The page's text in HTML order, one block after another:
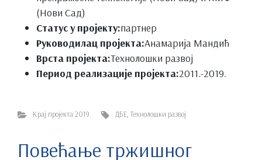
(Нови Сад)
Статус у пројекту:партнер
Руководилац пројекта:Анамарија Мандић
Врста пројекта:Технолошки развој
Период реализације пројекта:2011.-2019.
Крај пројекта 2019. ДБЕ ,Технолошки развој
Повећање тржишног